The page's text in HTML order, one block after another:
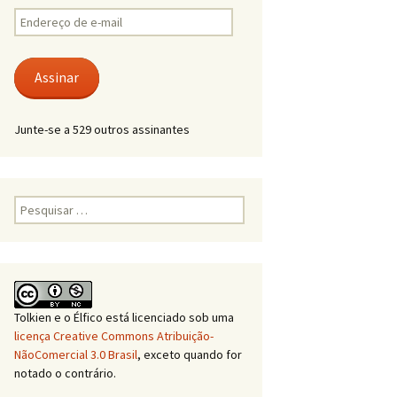
Endereço
de
mail Assinar
Junte-se a 529 outros assinantes
Pesquisar
por:
Tolkien e o Élfico está licenciado sob uma
licença Creative Commons Atribuição-
NãoComercial 3.0 Brasil, exceto quando for
notado o contrário.